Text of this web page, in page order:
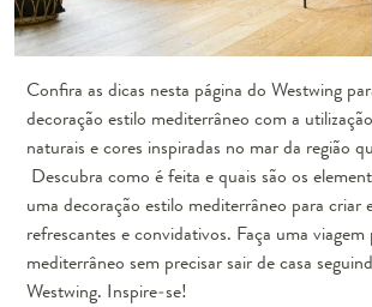
Confira as dicas nesta página do Westwing
decoração estilo mediterrâneo com a
naturais e cores inspiradas no mar da região
Descubra como é feita e quais são os
uma decoração estilo mediterrâneo para criar
refrescantes e convidativos. Faça uma viagem
mediterrâneo sem precisar sair de casa
Westwing. Inspire-se!